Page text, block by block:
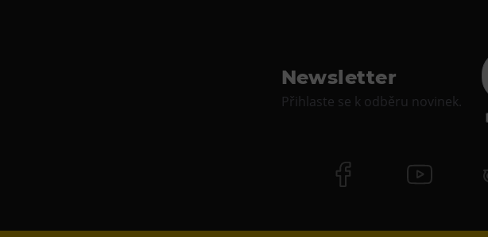
Newsletter
Přihlaste se k odběru novinek.